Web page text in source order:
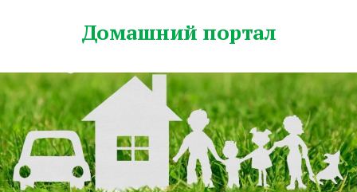
Домашний портал